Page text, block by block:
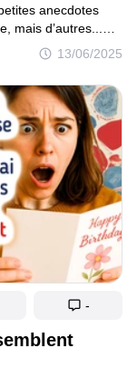
13/06/2025
anecdotes
mais d’autres...
inspirer
qui ont
de secrets
fin : “Qu’est-ce
-